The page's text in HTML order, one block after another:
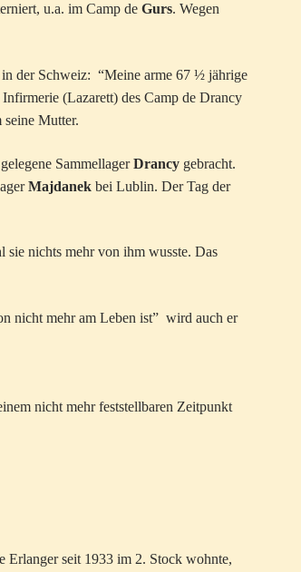
u.a. im Camp de Gurs. Wegen
in der Schweiz: “Meine arme 67 ½ jährige
(Lazarett) des Camp de Drancy
Mutter.
SammellagerDrancy gebracht.
Majdanek bei Lublin. Der Tag der
nichts mehr von ihm wusste. Das
nicht mehr am Leben ist” wird auch er
nicht mehr feststellbaren Zeitpunkt
Erlanger seit 1933 im 2. Stock wohnte,